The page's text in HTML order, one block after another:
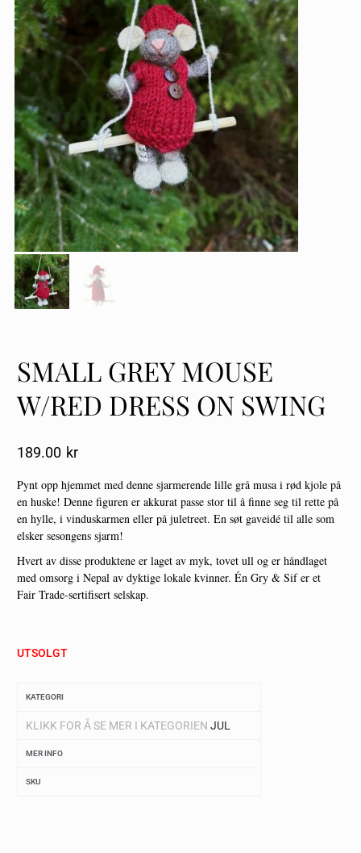
SMALL GREY MOUSE
W/RED DRESS ON SWING
189.00 Kr
Pynt opp hjemmet med denne sjarmerende lille grå musa i rød kjole på
en huske! Denne figuren er akkurat passe stor til å finne seg til rette på
en hylle, i vinduskarmen eller på juletreet. En søt gaveidé til alle som
elsker sesongens sjarm!
Hvert av disse produktene er laget av myk, tovet ull og er håndlaget
med omsorg i Nepal av dyktige lokale kvinner. Én Gry & Sif er et
Fair Trade-sertifisert selskap.
UTSOLGT
KATEGORI
KLIKK FOR Å SE MER I KATEGORIEN JUL
MER INFO
SKU